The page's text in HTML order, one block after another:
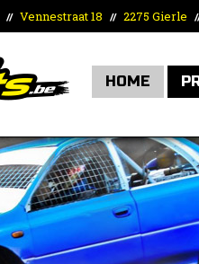
// Vennestraat 18 // 2275 Gierle
HOME